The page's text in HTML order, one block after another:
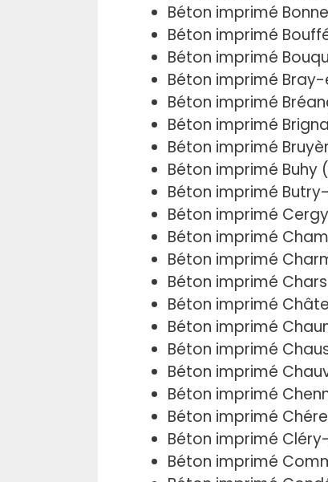
Béton imprimé
Béton imprimé
Béton imprimé
Béton imprimé
Béton imprimé
Béton imprimé
Béton imprimé
Béton imprimé Buhy
Béton imprimé
Béton imprimé
Béton imprimé
Béton imprimé
Béton imprimé
Béton imprimé
Béton imprimé
Béton imprimé
Béton imprimé
Béton imprimé
Béton imprimé
Béton imprimé
Béton imprimé